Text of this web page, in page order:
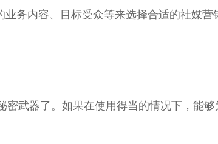
务内容、目标受众等来选择合适的社媒营
密武器了。如果在使用得当的情况下，能够